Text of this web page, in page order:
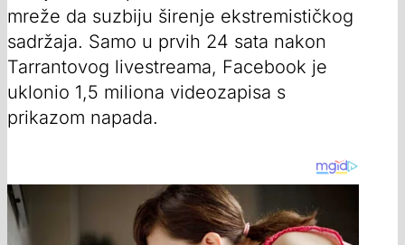
mreže da suzbiju širenje ekstremističkog
sadržaja. Samo u prvih 24 sata nakon
Tarrantovog livestreama, Facebook je
uklonio 1,5 miliona videozapisa s
prikazom napada.